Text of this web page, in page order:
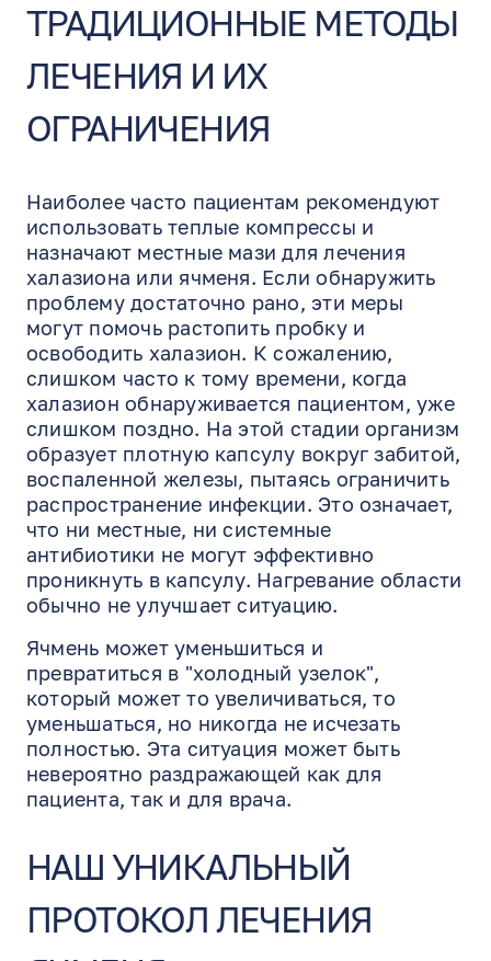
ТРАДИЦИОННЫЕ МЕТОДЫ
ЛЕЧЕНИЯ И ИХ
ОГРАНИЧЕНИЯ
Наиболее часто пациентам рекомендуют
использовать теплые компрессы и
назначают местные мази для лечения
халазиона или ячменя. Если обнаружить
проблему достаточно рано, эти меры
могут помочь растопить пробку и
освободить халазион. К сожалению,
слишком часто к тому времени, когда
халазион обнаруживается пациентом, уже
слишком поздно. На этой стадии организм
образует плотную капсулу вокруг забитой,
воспаленной железы, пытаясь ограничить
распространение инфекции. Это означает,
что ни местные, ни системные
антибиотики не могут эффективно
проникнуть в капсулу. Нагревание области
обычно не улучшает ситуацию.
Ячмень может уменьшиться и
превратиться в "холодный узелок",
который может то увеличиваться, то
уменьшаться, но никогда не исчезать
полностью. Эта ситуация может быть
невероятно раздражающей как для
пациента, так и для врача.
НАШ УНИКАЛЬНЫЙ
ПРОТОКОЛ ЛЕЧЕНИЯ